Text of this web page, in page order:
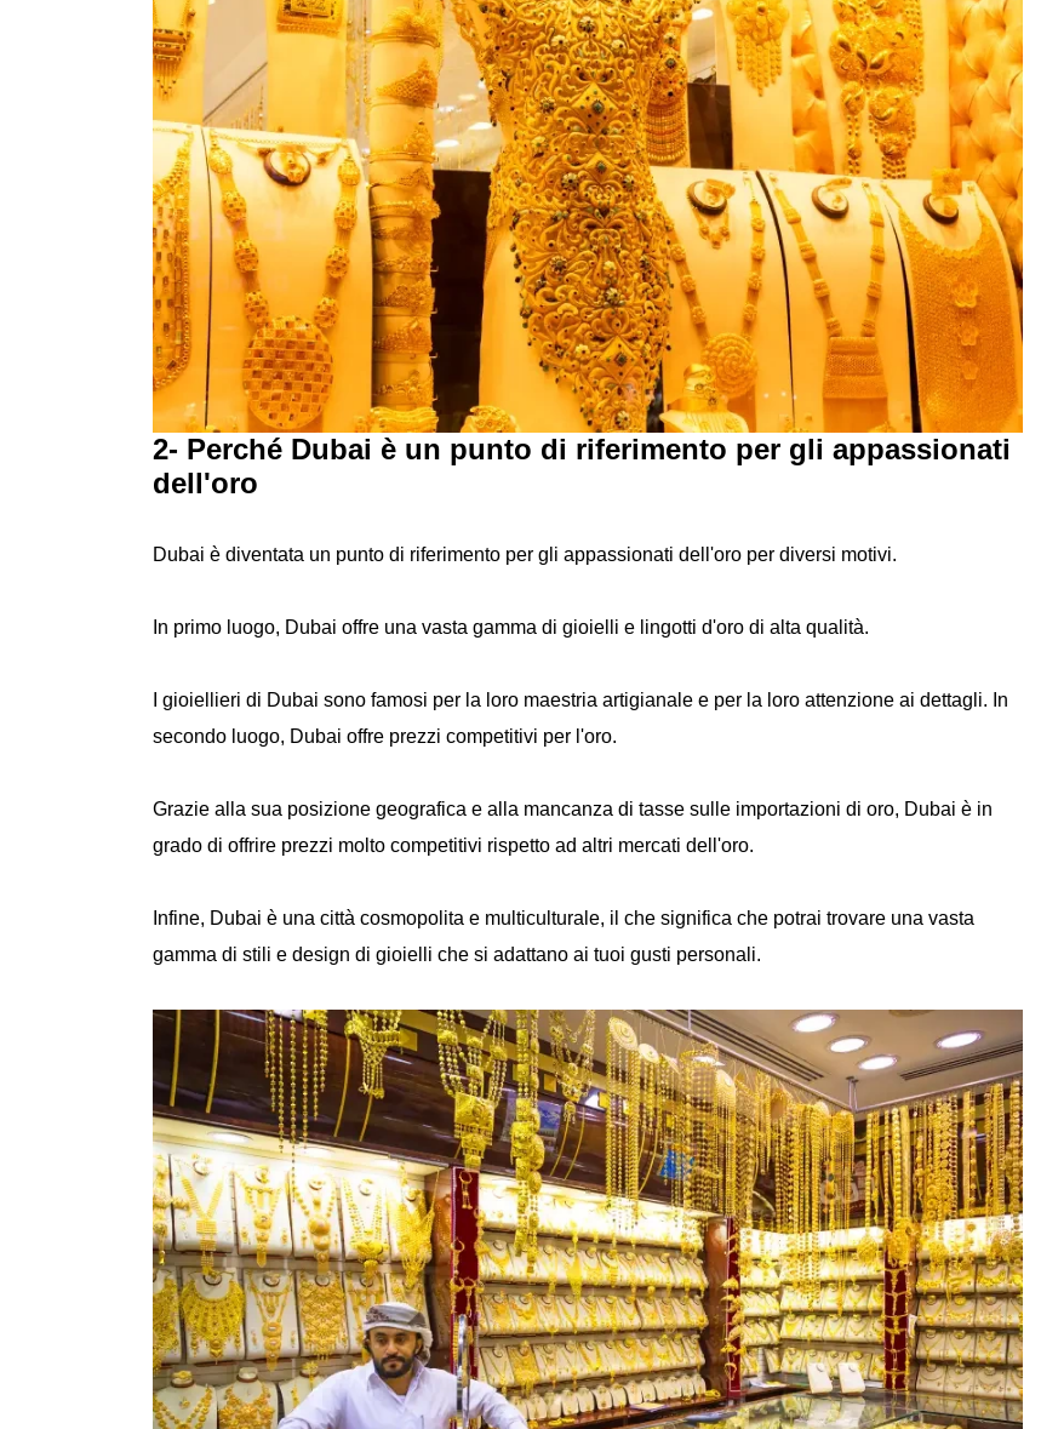
2- Perché Dubai è un punto di riferimento per gli appassionati
dell'oro
Dubai è diventata un punto di riferimento per gli appassionati dell'oro per diversi motivi.
In primo luogo, Dubai offre una vasta gamma di gioielli e lingotti d'oro di alta qualità.
I gioiellieri di Dubai sono famosi per la loro maestria artigianale e per la loro attenzione ai dettagli. In
secondo luogo, Dubai offre prezzi competitivi per l'oro.
Grazie alla sua posizione geografica e alla mancanza di tasse sulle importazioni di oro, Dubai è in
grado di offrire prezzi molto competitivi rispetto ad altri mercati dell'oro.
Infine, Dubai è una città cosmopolita e multiculturale, il che significa che potrai trovare una vasta
gamma di stili e design di gioielli che si adattano ai tuoi gusti personali.